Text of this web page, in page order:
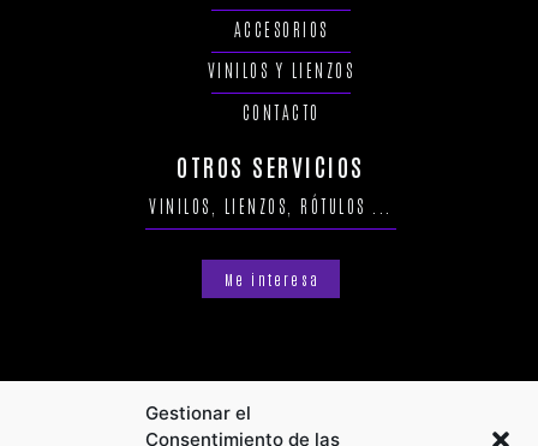
Gestionar el
Consentimiento de las
ACCESORIOS
VINILOS Y LIENZOS
CONTACTO
OTROS SERVICIOS
VINILOS, LIENZOS, RÓTULOS ...
Me interesa